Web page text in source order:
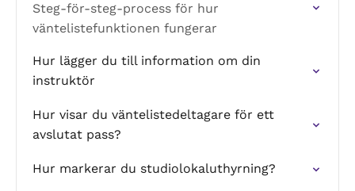
Steg-för-steg-process för hur
väntelistefunktionen fungerar
Hur lägger du till information om din
instruktör
Hur visar du väntelistedeltagare för ett
avslutat pass?
Hur markerar du studiolokaluthyrning?